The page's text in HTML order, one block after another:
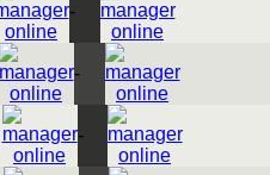
-
-
-